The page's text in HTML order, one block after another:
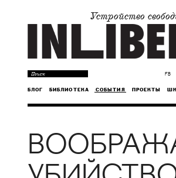
Устройство
FB
БЛОГ БИБЛИОТЕКА СОБЫТИЯ ПРОЕКТЫ